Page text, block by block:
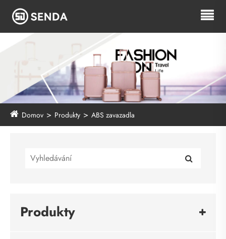
Domov Produkty ABS zavazadla
Produkty